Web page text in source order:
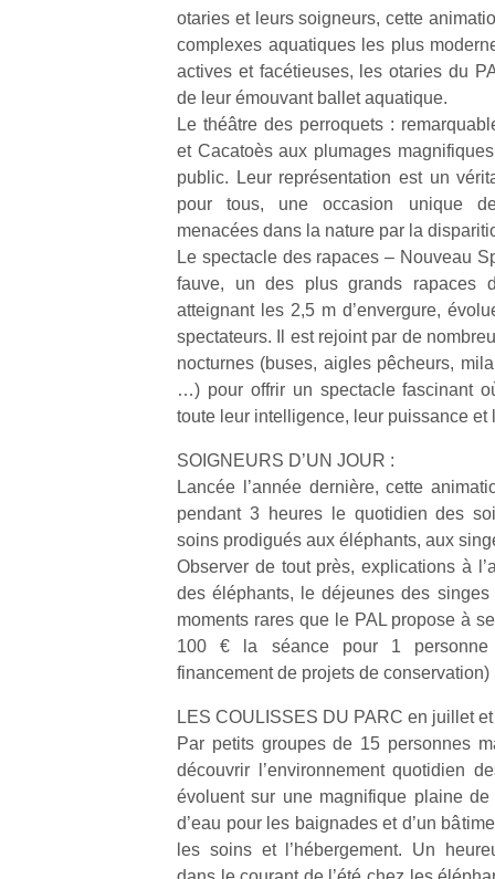
otaries et leurs soigneurs, cette
complexes aquatiques les plus
actives et facétieuses, les otaries du
de leur émouvant ballet aquatique.
Le théâtre des perroquets :
et Cacatoès aux plumages
public. Leur représentation est un
pour tous, une occasion unique
menacées dans la nature par la
Le spectacle des rapaces – Nouveau
fauve, un des plus grands rapaces
atteignant les 2,5 m d’envergure,
spectateurs. Il est rejoint par de
nocturnes (buses, aigles pêcheurs,
…) pour offrir un spectacle fascinant
toute leur intelligence, leur puissance et
SOIGNEURS D’UN JOUR :
Lancée l’année dernière, cette
pendant 3 heures le quotidien des
soins prodigués aux éléphants, aux
Observer de tout près, explications à
des éléphants, le déjeunes des
moments rares que le PAL propose à
100 € la séance pour 1
financement de projets de conservation)
LES COULISSES DU PARC en juillet
Par petits groupes de 15 personnes
découvrir l’environnement quotidien
évoluent sur une magnifique plaine
d’eau pour les baignades et d’un
les soins et l’hébergement. Un
d’énergie.
Varier les
occupations
n’est pas
simple.
Conjuguer
divertissement,
activité
physique
ou
apprentissage…
beaux
jours, c’est
l’occasion
pour les
enfants
de…
de